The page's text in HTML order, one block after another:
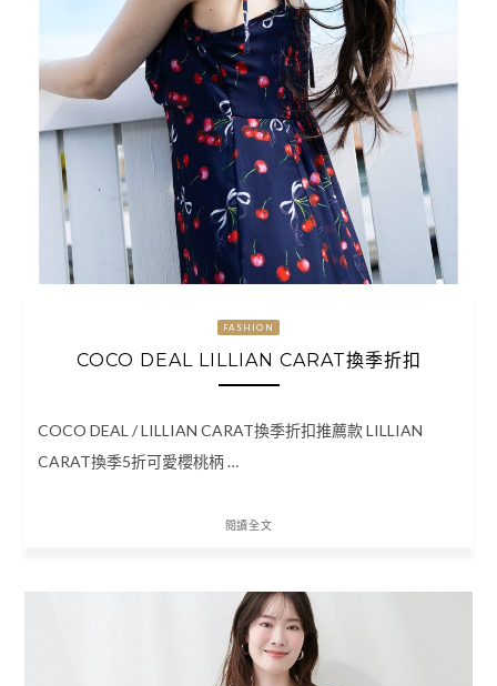
FASHION
COCO DEAL LILLIAN CARAT換季折扣
COCO DEAL / LILLIAN CARAT換季折扣推薦款 LILLIAN
CARAT換季5折可愛櫻桃柄 …
閱讀全文